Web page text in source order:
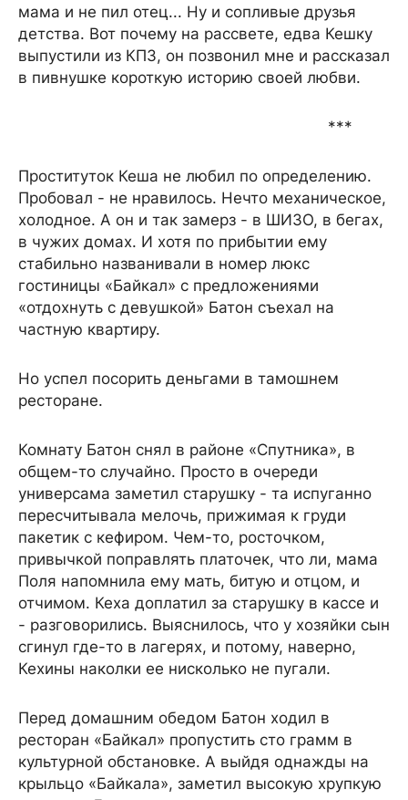
мама и не пил отец... Ну и сопливые друзья
детства. Вот почему на рассвете, едва Кешку
выпустили из КПЗ, он позвонил мне и рассказал
в пивнушке короткую историю своей любви.
***
Проституток Кеша не любил по определению.
Пробовал - не нравилось. Нечто механическое,
холодное. А он и так замерз - в ШИЗО, в бегах,
в чужих домах. И хотя по прибытии ему
стабильно названивали в номер люкс
гостиницы «Байкал» с предложениями
«отдохнуть с девушкой» Батон съехал на
частную квартиру.
Но успел посорить деньгами в тамошнем
ресторане.
Комнату Батон снял в районе «Спутника», в
общем-то случайно. Просто в очереди
универсама заметил старушку - та испуганно
пересчитывала мелочь, прижимая к груди
пакетик с кефиром. Чем-то, росточком,
привычкой поправлять платочек, что ли, мама
Поля напомнила ему мать, битую и отцом, и
отчимом. Кеха доплатил за старушку в кассе и
- разговорились. Выяснилось, что у хозяйки сын
сгинул где-то в лагерях, и потому, наверно,
Кехины наколки ее нисколько не пугали.
Перед домашним обедом Батон ходил в
ресторан «Байкал» пропустить сто грамм в
культурной обстановке. А выйдя однажды на
крыльцо «Байкала», заметил высокую хрупкую